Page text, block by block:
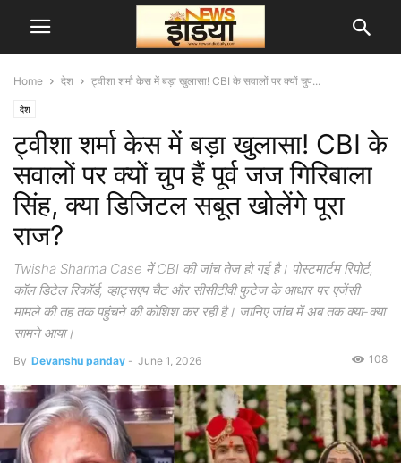
Home देश ट्वीशा शर्मा केस में बड़ा खुलासा! CBI के सवालों पर क्यों चुप...
देश
ट्वीशा शर्मा केस में बड़ा खुलासा! CBI के
सवालों पर क्यों चुप हैं पूर्व जज गिरिबाला
सिंह, क्या डिजिटल सबूत खोलेंगे पूरा
राज?
Twisha Sharma Case में CBI की जांच तेज हो गई है। पोस्टमार्टम रिपोर्ट,
कॉल डिटेल रिकॉर्ड, व्हाट्सएप चैट और सीसीटीवी फुटेज के आधार पर एजेंसी
मामले की तह तक पहुंचने की कोशिश कर रही है। जानिए जांच में अब तक क्या-क्या
सामने आया।
By Devanshu panday - June 1, 2026 108